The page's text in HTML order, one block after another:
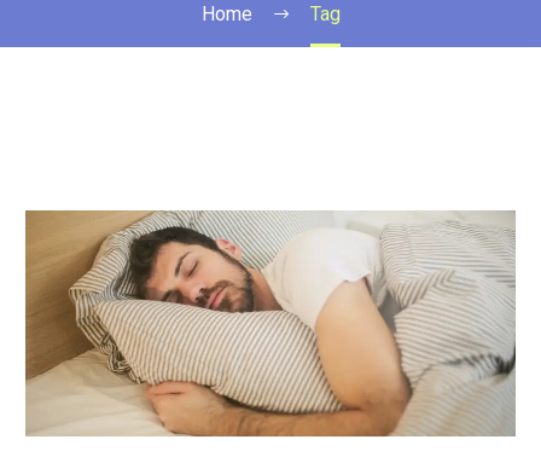
Home Tag